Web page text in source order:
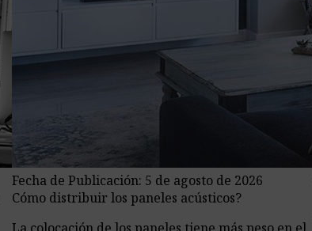
Fecha de Publicación: 5 de agosto de 2026
Cómo distribuir los paneles acústicos?